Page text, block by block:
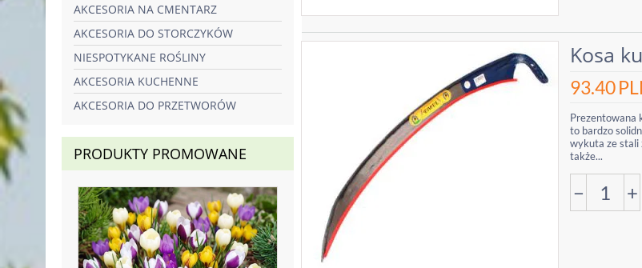
AKCESORIA NA CMENTARZ
AKCESORIA DO STORCZYKÓW
NIESPOTYKANE ROŚLINY
AKCESORIA KUCHENNE
AKCESORIA DO PRZETWORÓW
PRODUKTY PROMOWANE
Kosa
93.40
Prezentowana
to bardzo
wykuta ze stali
także...
− +